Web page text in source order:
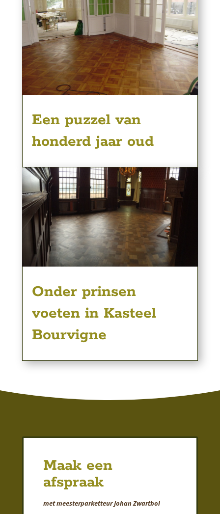
Een puzzel van
honderd jaar oud
Onder prinsen
voeten in Kasteel
Bourvigne
Maak een
afspraak
met meesterparketteur Johan Zwartbol